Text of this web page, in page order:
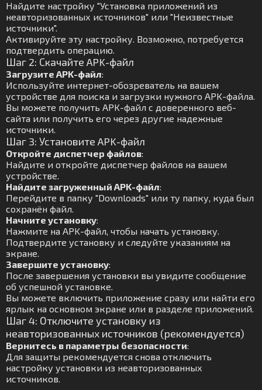
Найдите настройку "Установка приложений из
неавторизованных источников" или "Неизвестные
источники".
Активируйте эту настройку. Возможно, потребуется
подтвердить операцию.
Шаг 2: Скачайте APK-файл
Загрузите APK-файл:
Используйте интернет-обозреватель на вашем
устройстве для поиска и загрузки нужного APK-файла.
Вы можете получить APK-файл с доверенного веб-
сайта или получить его через другие надежные
источники.
Шаг 3: Установите APK-файл
Откройте диспетчер файлов:
Найдите и откройте диспетчер файлов на вашем
устройстве.
Найдите загруженный APK-файл:
Перейдите в папку "Downloads" или ту папку, куда был
сохранён файл.
Начните установку:
Нажмите на APK-файл, чтобы начать установку.
Подтвердите установку и следуйте указаниям на
экране.
Завершите установку:
После завершения установки вы увидите сообщение
об успешной установке.
Вы можете включить приложение сразу или найти его
ярлык на основном экране или в разделе приложений.
Шаг 4: Отключите установку из
неавторизованных источников (рекомендуется)
Вернитесь в параметры безопасности:
Для защиты рекомендуется снова отключить
настройку установки из неавторизованных
источников.